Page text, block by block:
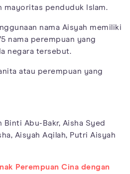
mayoritas penduduk Islam.
nama Aisyah memiliki
nama perempuan yang
negara tersebut.
atau perempuan yang
Binti Abu-Bakr, Aisha Syed
Aisyah Aqilah, Putri Aisyah
Perempuan Cina dengan